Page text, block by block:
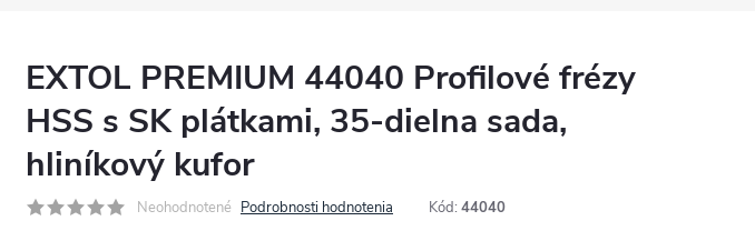
EXTOL PREMIUM 44040 Profilové frézy
HSS s SK plátkami, 35-dielna sada,
hliníkový kufor
Neohodnotené Podrobnosti hodnotenia Kód: 44040